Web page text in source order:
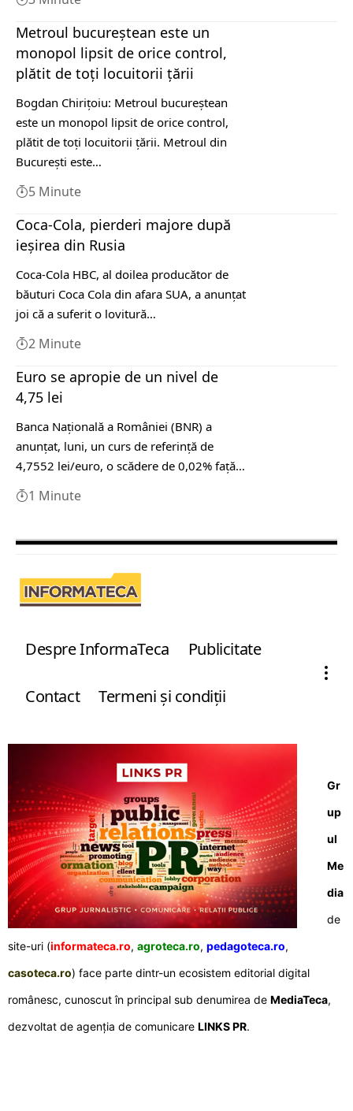
Metroul bucureştean este un
monopol lipsit de orice control,
plătit de toţi locuitorii ţării
Bogdan Chiriţoiu: Metroul bucureştean
este un monopol lipsit de orice control,
plătit de toţi locuitorii ţării. Metroul din
Bucureşti este…
5 Minute
Coca-Cola, pierderi majore după
ieșirea din Rusia
Coca-Cola HBC, al doilea producător de
băuturi Coca Cola din afara SUA, a anunţat
joi că a suferit o lovitură…
2 Minute
Euro se apropie de un nivel de
4,75 lei
Banca Naţională a României (BNR) a
anunţat, luni, un curs de referinţă de
4,7552 lei/euro, o scădere de 0,02% faţă…
1 Minute
Despre InformaTeca Publicitate
Contact Termeni şi condiţii
Gr
up
ul
Me
dia
de
site-uri (informateca.ro, agroteca.ro, pedagoteca.ro,
casoteca.ro) face parte dintr-un ecosistem editorial digital
românesc, cunoscut în principal sub denumirea de MediaTeca,
dezvoltat de agenția de comunicare LINKS PR.